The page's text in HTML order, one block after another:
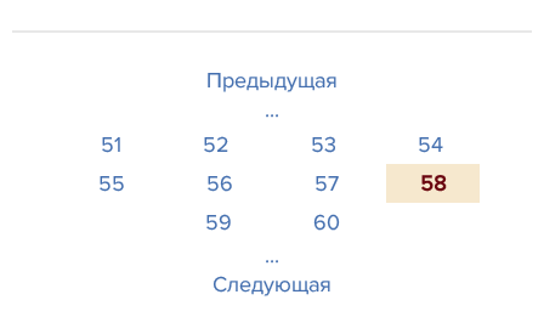
Предыдущая
...
51
52 53
54
55
56 57
58
59
60
...
Следующая